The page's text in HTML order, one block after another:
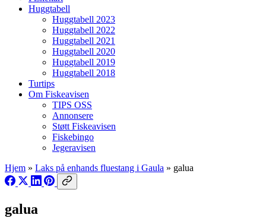
Huggtabell
Huggtabell 2023
Huggtabell 2022
Huggtabell 2021
Huggtabell 2020
Huggtabell 2019
Huggtabell 2018
Turtips
Om Fiskeavisen
TIPS OSS
Annonsere
Støtt Fiskeavisen
Fiskebingo
Jegeravisen
Hjem » Laks på enhands fluestang i Gaula » galua
galua